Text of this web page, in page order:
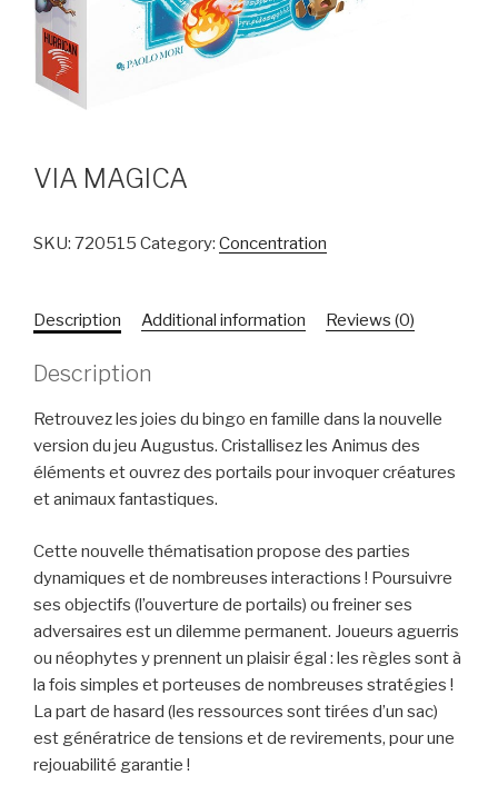
VIA MAGICA
SKU: 720515 Category: Concentration
Description Additional information Reviews (0)
Description
Retrouvez les joies du bingo en famille dans la nouvelle
version du jeu Augustus. Cristallisez les Animus des
éléments et ouvrez des portails pour invoquer créatures
et animaux fantastiques.
Cette nouvelle thématisation propose des parties
dynamiques et de nombreuses interactions ! Poursuivre
ses objectifs (l’ouverture de portails) ou freiner ses
adversaires est un dilemme permanent. Joueurs aguerris
ou néophytes y prennent un plaisir égal : les règles sont à
la fois simples et porteuses de nombreuses stratégies !
La part de hasard (les ressources sont tirées d’un sac)
est génératrice de tensions et de revirements, pour une
rejouabilité garantie !